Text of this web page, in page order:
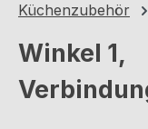
Küchenzubehör
Winkel 1,